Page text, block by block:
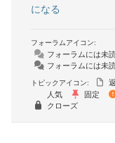
になる
フォーラムアイコン:
フォーラムには未
フォーラムには未
トピックアイコン:
人気
固定
クローズ